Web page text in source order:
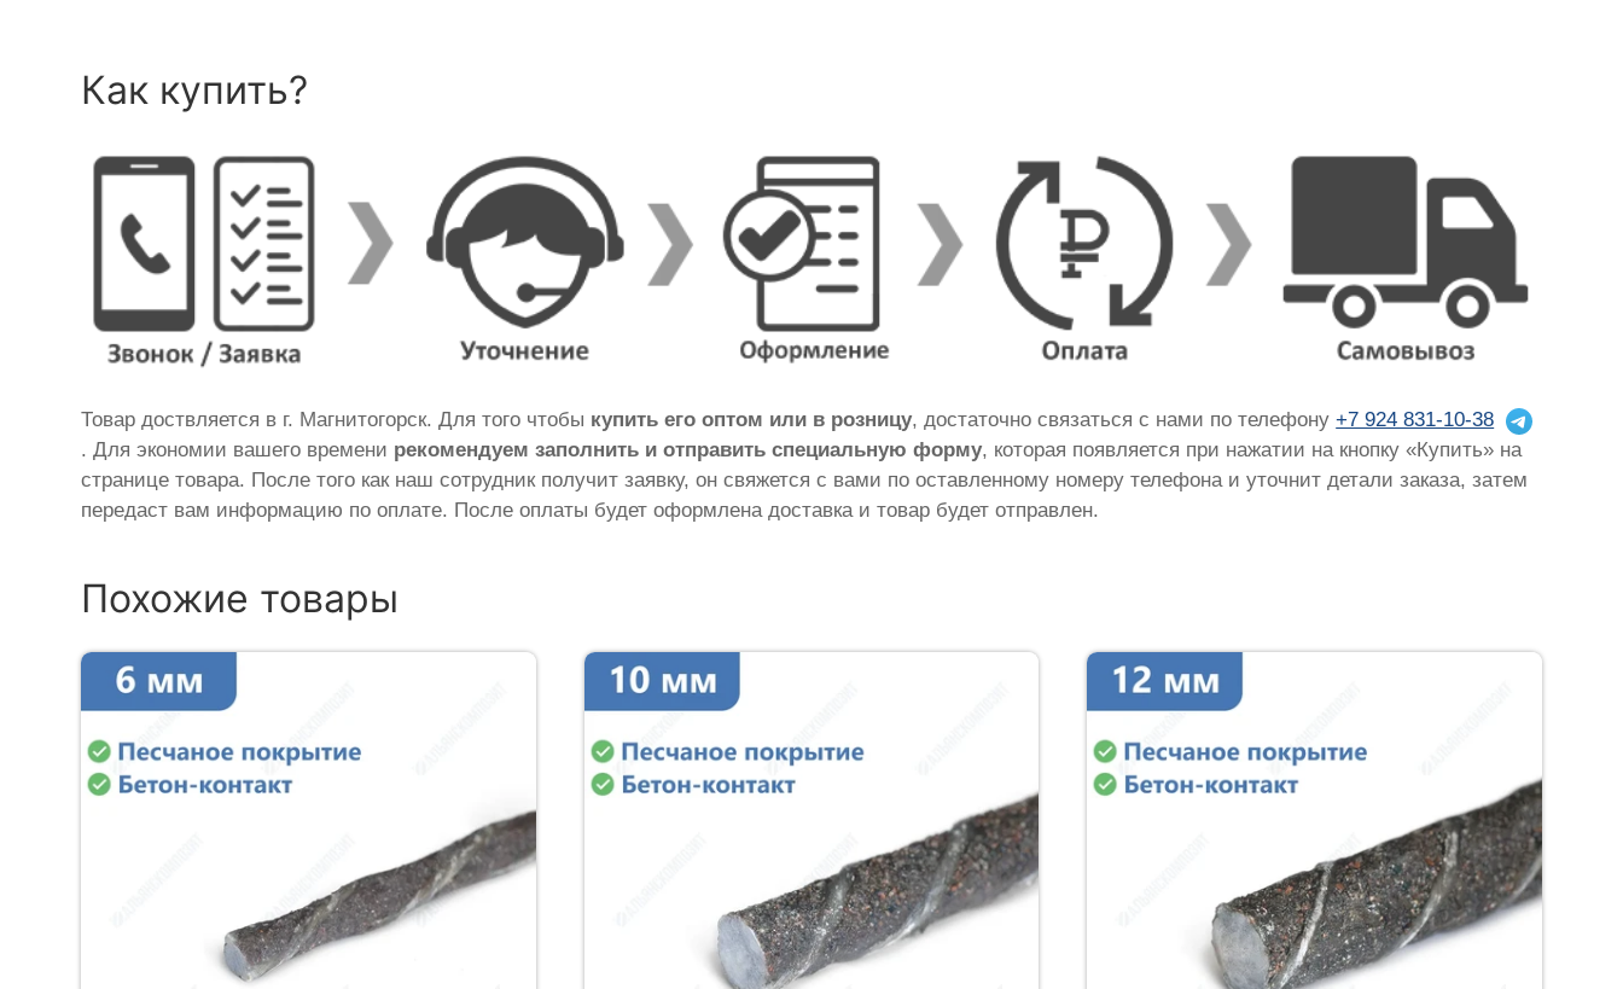
Как купить?
Товар доствляется в г. Магнитогорск. Для того чтобы купить его оптом или в розницу, достаточно связаться с нами по телефону+7 924 831-10-38
. Для экономии вашего времени рекомендуем заполнить и отправить специальную форму, которая появляется при нажатии на кнопку «Купить» на
странице товара. После того как наш сотрудник получит заявку, он свяжется с вами по оставленному номеру телефона и уточнит детали заказа, затем
передаст вам информацию по оплате. После оплаты будет оформлена доставка и товар будет отправлен.
Похожие товары